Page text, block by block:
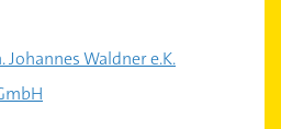
Waldner e.K.